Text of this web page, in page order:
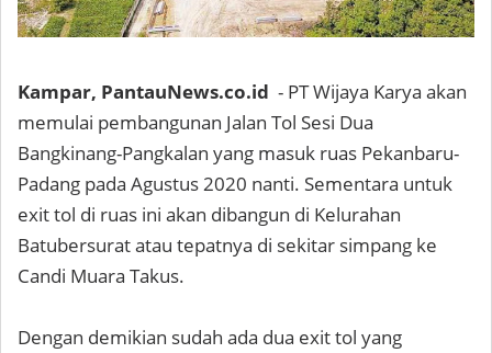
Kampar, PantauNews.co.id - PT Wijaya Karya akan
memulai pembangunan Jalan Tol Sesi Dua
Bangkinang-Pangkalan yang masuk ruas Pekanbaru-
Padang pada Agustus 2020 nanti. Sementara untuk
exit tol di ruas ini akan dibangun di Kelurahan
Batubersurat atau tepatnya di sekitar simpang ke
Candi Muara Takus.
Dengan demikian sudah ada dua exit tol yang